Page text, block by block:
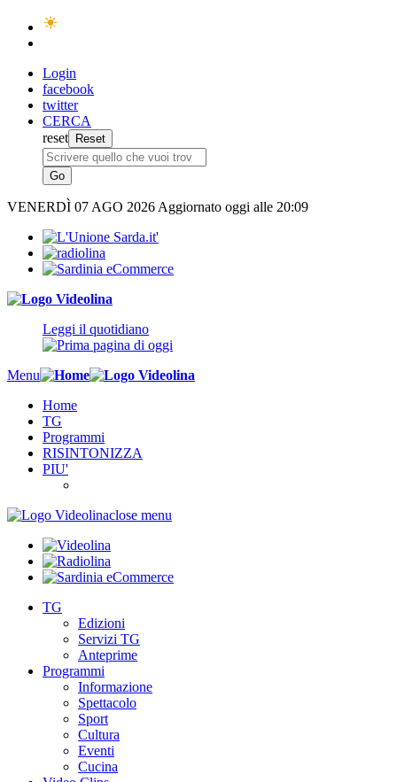
Login
facebook
twitter
CERCA
reset
VENERDÌ 07 AGO 2026 Aggiornato oggi alle 20:09
Leggi il quotidiano
Menu
Home
TG
Programmi
RISINTONIZZA
PIU'
close menu
TG
Edizioni
Servizi TG
Anteprime
Programmi
Informazione
Spettacolo
Sport
Cultura
Eventi
Cucina